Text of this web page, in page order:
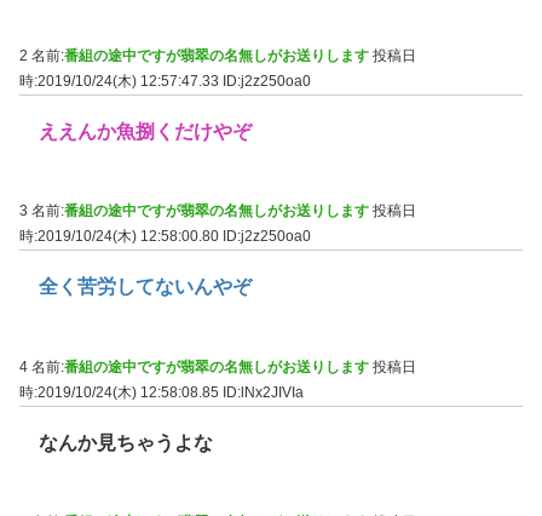
2 名前:番組の途中ですが翡翠の名無しがお送りします 投稿日
時:2019/10/24(木) 12:57:47.33 ID:j2z250oa0
ええんか魚捌くだけやぞ
3 名前:番組の途中ですが翡翠の名無しがお送りします 投稿日
時:2019/10/24(木) 12:58:00.80 ID:j2z250oa0
全く苦労してないんやぞ
4 名前:番組の途中ですが翡翠の名無しがお送りします 投稿日
時:2019/10/24(木) 12:58:08.85 ID:lNx2JIVIa
なんか見ちゃうよな